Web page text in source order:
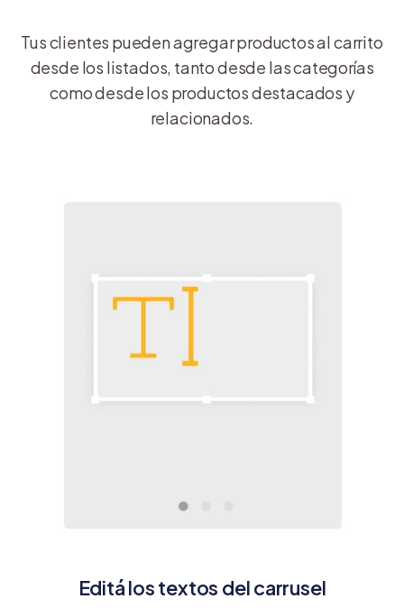
Tus clientes pueden agregar productos al carrito
desde los listados, tanto desde las categorías
como desde los productos destacados y
relacionados.
Editá los textos del carrusel